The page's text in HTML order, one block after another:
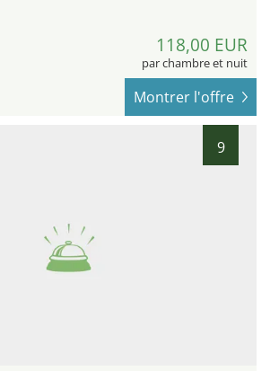
118,00 EUR
par chambre et nuit
Montrer l'offre
9